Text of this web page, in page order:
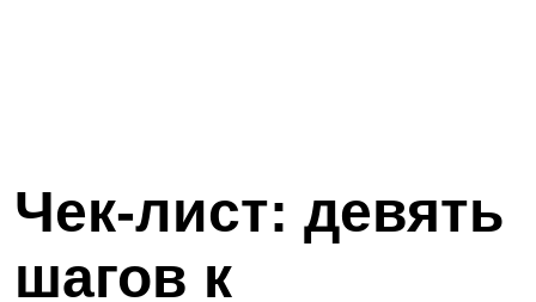
Чек-лист: девять
шагов к